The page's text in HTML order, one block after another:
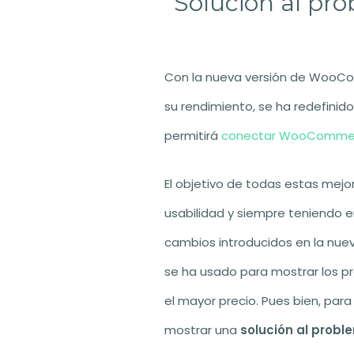
Con la nueva versión de
su rendimiento, se ha
permitirá conectar
El objetivo de todas estas
usabilidad y siempre teniendo
cambios introducidos en la
se ha usado para mostrar los
el mayor precio. Pues bien,
mostrar una solución al